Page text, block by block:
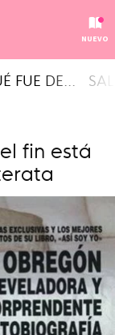
NUEVO
FUE DE...
fin está